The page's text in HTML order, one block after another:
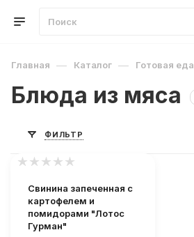
Главная — Каталог — Готовая еда
Блюда из мяса
ФИЛЬТР
Свинина запеченная с
картофелем и
помидорами "Лотос
Гурман"